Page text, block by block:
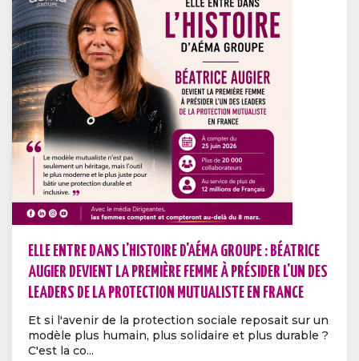
ELLE ENTRE DANS L'HISTOIRE D'AÉMA GROUPE : BÉATRICE
AUGIER DEVIENT LA PREMIÈRE FEMME À PRÉSIDER L'UN DES
LEADERS DE LA PROTECTION MUTUALISTE EN FRANCE
Et si l'avenir de la protection sociale reposait sur un
modèle plus humain, plus solidaire et plus durable ?
C'est la co...